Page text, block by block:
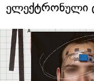
ელექტრონული